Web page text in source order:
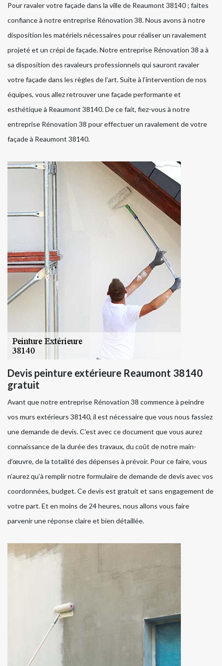
Pour ravaler votre façade dans la ville de Reaumont 38140 ; faites
confiance à notre entreprise Rénovation 38. Nous avons à notre
disposition les matériels nécessaires pour réaliser un ravalement
projeté et un crépi de façade. Notre entreprise Rénovation 38 a à
sa disposition des ravaleurs professionnels qui sauront ravaler
votre façade dans les règles de l’art. Suite à l’intervention de nos
équipes, vous allez retrouver une façade performante et
esthétique à Reaumont 38140. De ce fait, fiez-vous à notre
entreprise Rénovation 38 pour effectuer un ravalement de votre
façade à Reaumont 38140.
Devis peinture extérieure Reaumont 38140
gratuit
Avant que notre entreprise Rénovation 38 commence à peindre
vos murs extérieurs 38140, il est nécessaire que vous nous fassiez
une demande de devis. C’est avec ce document que vous aurez
connaissance de la durée des travaux, du coût de notre main-
d’œuvre, de la totalité des dépenses à prévoir. Pour ce faire, vous
n’aurez qu’à remplir notre formulaire de demande de devis avec vos
coordonnées, budget. Ce devis est gratuit et sans engagement de
votre part. Et en moins de 24 heures, nous allons vous faire
parvenir une réponse claire et bien détaillée.